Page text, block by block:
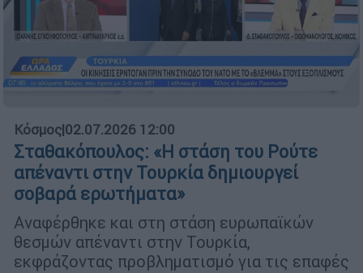
Κόσμος|02.07.2026 12:00
Σταθακόπουλος: «Η στάση του Ρούτε
απέναντι στην Τουρκία δημιουργεί
σοβαρά ερωτήματα»
Αναφέρθηκε και στη στάση ευρωπαϊκών
θεσμών απέναντι στην Τουρκία,
εκφράζοντας προβληματισμό για τις επαφές